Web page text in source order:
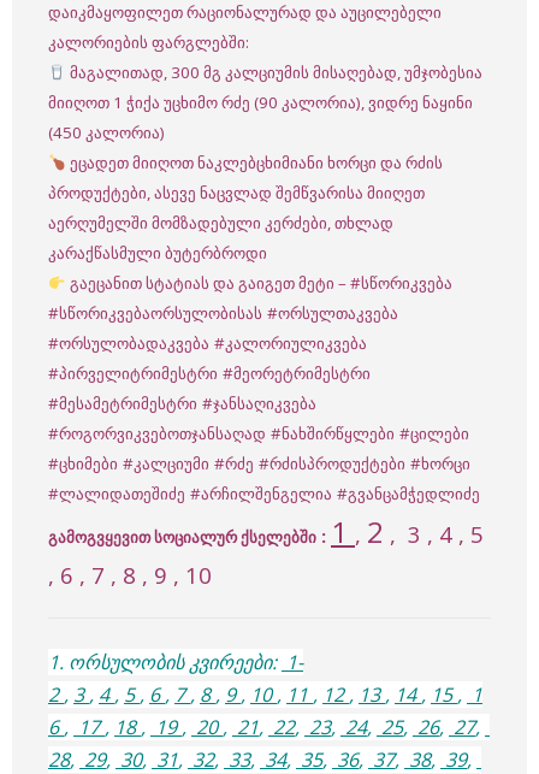
დაიკმაყოფილეთ რაციონალურად და აუცილებელი
კალორიების ფარგლებში:
მაგალითად, 300 მგ კალციუმის მისაღებად, უმჯობესია
მიიღოთ 1 ჭიქა უცხიმო რძე (90 კალორია), ვიდრე ნაყინი
(450 კალორია)
ეცადეთ მიიღოთ ნაკლებცხიმიანი ხორცი და რძის
პროდუქტები, ასევე ნაცვლად შემწვარისა მიიღეთ
აერღუმელში მომზადებული კერძები, თხლად
კარაქწასმული ბუტერბროდი
გაეცანით სტატიას და გაიგეთ მეტი –#სწორიკვება
#სწორიკვებაორსულობისას #ორსულთაკვება
#ორსულობადაკვება #კალორიულიკვება
#პირველიტრიმესტრი #მეორეტრიმესტრი
#მესამეტრიმესტრი #ჯანსაღიკვება
#როგორვიკვებოთჯანსაღად #ნახშირწყლები #ცილები
#ცხიმები #კალციუმი #რძე #რძისპროდუქტები #ხორცი
#ლალიდათეშიძე #არჩილშენგელია #გვანცამჭედლიძე
გამოგვყევით სოციალურ ქსელებში : 1 , 2 , 3 , 4 , 5
, 6 , 7 , 8 , 9 , 10
1. ორსულობის კვირეები: 1-
2, 3, 4, 5, 6, 7, 8, 9, 10, 11 , 12, 13, 14, 15, 1
6, 17, 18, 19, 20, 21, 22, 23, 24, 25, 26, 27,
28, 29, 30, 31, 32, 33, 34, 35, 36, 37, 38, 39,